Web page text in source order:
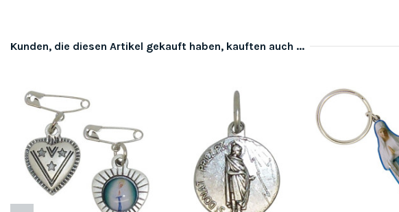
Kunden, die diesen Artikel gekauft haben, kauften auch ...